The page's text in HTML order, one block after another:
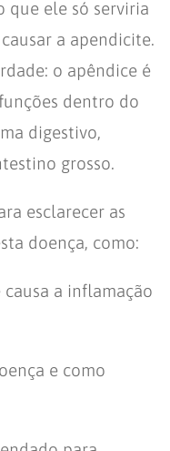
que ele só serviria
a apendicite.
o apêndice é
dentro do
digestivo,
grosso.
esclarecer as
doença, como:
a inflamação
e como